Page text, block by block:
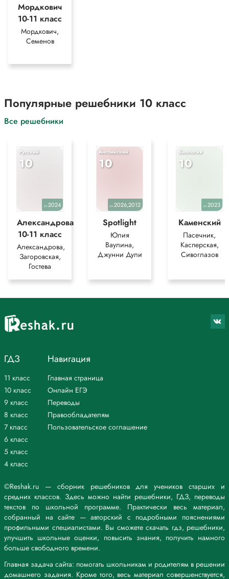
Мордкович
10-11 класс
Мордкович,
Семенов
Популярные решебники 10 класс
Все решебники
Русский
10
уч.2024
Александрова
10-11 класс
Александрова,
Загоровская,
Гостева
Английский
10
уч.2026,2012
Spotlight
Юлия
Ваулина,
Джунни Дули
Биология
10
уч.2023
Каменский
Пасечник,
Касперская,
Сивоглазов
©Reshak.ru — сборник решебников для учеников старших и
средних классов. Здесь можно найти решебники, ГДЗ, переводы
текстов по школьной программе. Практически весь материал,
собранный на сайте — авторский с подробными пояснениями
профильными специалистами. Вы сможете скачать гдз, решебники,
улучшить школьные оценки, повысить знания, получить намного
больше свободного времени.
Главная задача сайта: помогать школьникам и родителям в решении
домашнего задания. Кроме того, весь материал совершенствуется,
ГДЗ
11 класс
10 класс
9 класс
8 класс
7 класс
6 класс
5 класс
4 класс
Навигация
Главная страница
Онлайн ЕГЭ
Переводы
Правообладателям
Пользовательское соглашение